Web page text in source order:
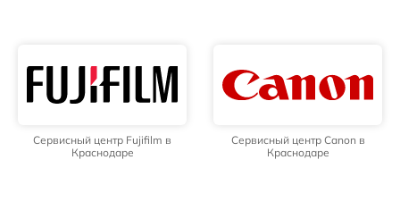
Сервисный центр Fujifilm в
Краснодаре
Сервисный центр Canon в
Краснодаре